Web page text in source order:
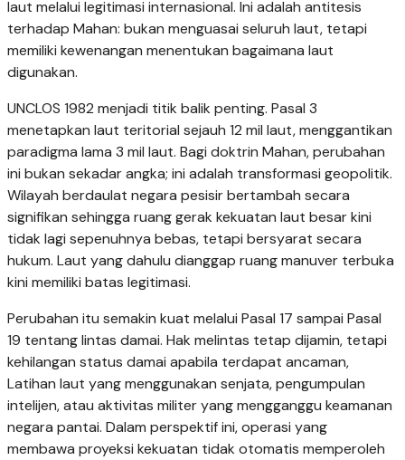
laut melalui legitimasi internasional. Ini adalah antitesis
terhadap Mahan: bukan menguasai seluruh laut, tetapi
memiliki kewenangan menentukan bagaimana laut
digunakan.
UNCLOS 1982 menjadi titik balik penting. Pasal 3
menetapkan laut teritorial sejauh 12 mil laut, menggantikan
paradigma lama 3 mil laut. Bagi doktrin Mahan, perubahan
ini bukan sekadar angka; ini adalah transformasi geopolitik.
Wilayah berdaulat negara pesisir bertambah secara
signifikan sehingga ruang gerak kekuatan laut besar kini
tidak lagi sepenuhnya bebas, tetapi bersyarat secara
hukum. Laut yang dahulu dianggap ruang manuver terbuka
kini memiliki batas legitimasi.
Perubahan itu semakin kuat melalui Pasal 17 sampai Pasal
19 tentang lintas damai. Hak melintas tetap dijamin, tetapi
kehilangan status damai apabila terdapat ancaman,
Latihan laut yang menggunakan senjata, pengumpulan
intelijen, atau aktivitas militer yang mengganggu keamanan
negara pantai. Dalam perspektif ini, operasi yang
membawa proyeksi kekuatan tidak otomatis memperoleh